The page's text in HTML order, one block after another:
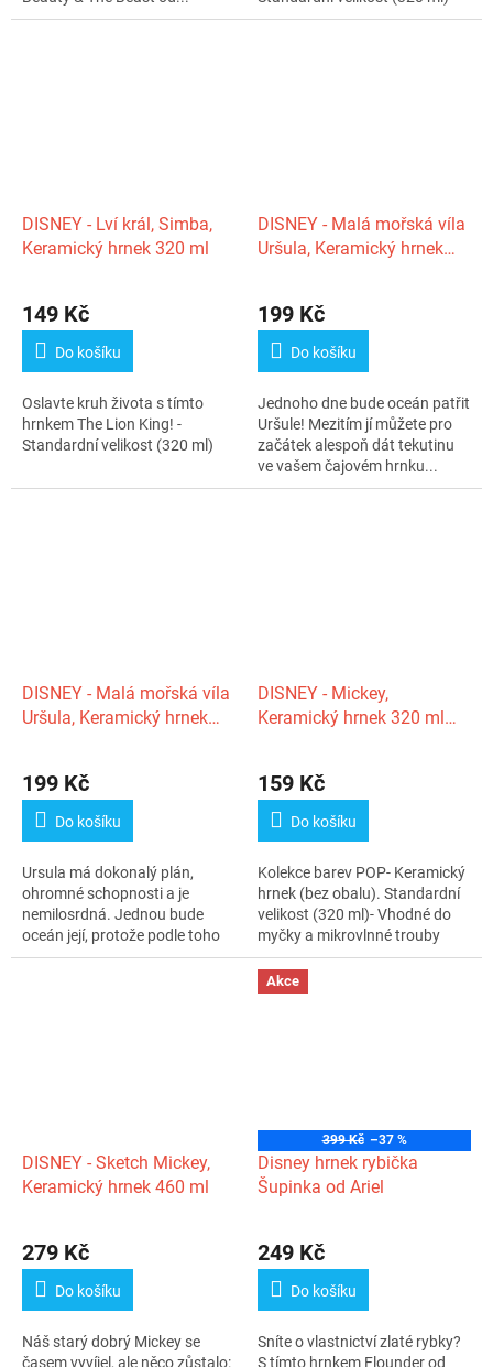
DISNEY - Lví král, Simba,
Keramický hrnek 320 ml
149 Kč
Do košíku
Oslavte kruh života s tímto
hrnkem The Lion King! -
Standardní velikost (320 ml)
DISNEY - Malá mořská víla
Uršula, Keramický hrnek
199 Kč
Do košíku
Jednoho dne bude oceán patřit
Uršule! Mezitím jí můžete pro
začátek alespoň dát tekutinu
ve vašem čajovém hrnku...
DISNEY - Malá mořská víla
Uršula, Keramický hrnek
199 Kč
Do košíku
Ursula má dokonalý plán,
ohromné schopnosti a je
nemilosrdná. Jednou bude
oceán její, protože podle toho
jde úplně...
DISNEY - Mickey,
Keramický hrnek 320 ml
159 Kč
Do košíku
Kolekce barev POP- Keramický
hrnek (bez obalu). Standardní
velikost (320 ml)- Vhodné do
myčky a mikrovlnné trouby
DISNEY - Sketch Mickey,
Keramický hrnek 460 ml
279 Kč
Do košíku
Náš starý dobrý Mickey se
časem vyvíjel, ale něco zůstalo:
Akce
399 Kč –37 %
Disney hrnek rybička
Šupinka od Ariel
249 Kč
Do košíku
Sníte o vlastnictví zlaté rybky?
S tímto hrnkem Flounder od